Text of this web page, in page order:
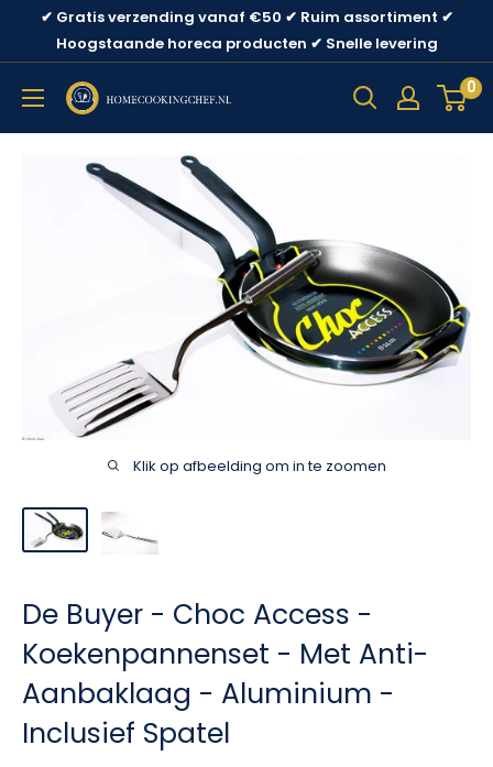
content
✔ Gratis verzending vanaf €50 ✔ Ruim assortiment ✔
Hoogstaande horeca producten ✔ Snelle levering
0
Klik op afbeelding om in te zoomen
De Buyer - Choc Access -
Koekenpannenset - Met Anti-
Aanbaklaag - Aluminium -
Inclusief Spatel